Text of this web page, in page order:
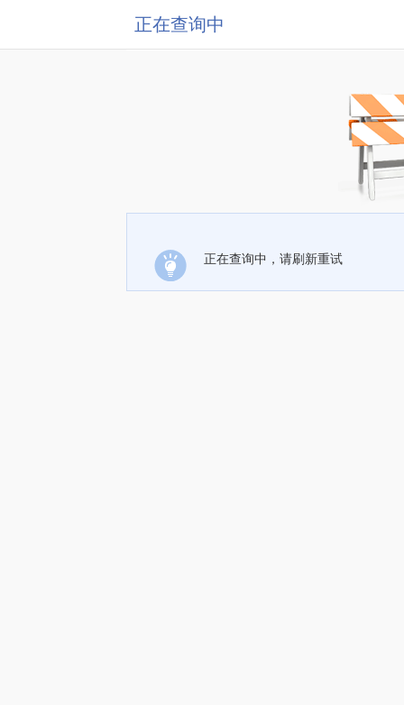
正在查询中
正在查询中，请刷新重试